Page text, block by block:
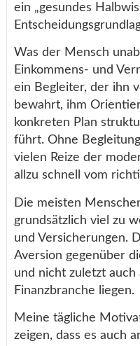
ein „gesundes
Was der Mensch
Einkommens- und
ein Begleiter, der ihn
bewahrt, ihm
konkreten Plan
führt. Ohne
vielen Reize der
allzu schnell vom
Die meisten
grundsätzlich viel zu
und Versicherungen.
Aversion gegenüber
und nicht zuletzt
Finanzbranche liegen.
Meine tägliche
zeigen, dass es auch